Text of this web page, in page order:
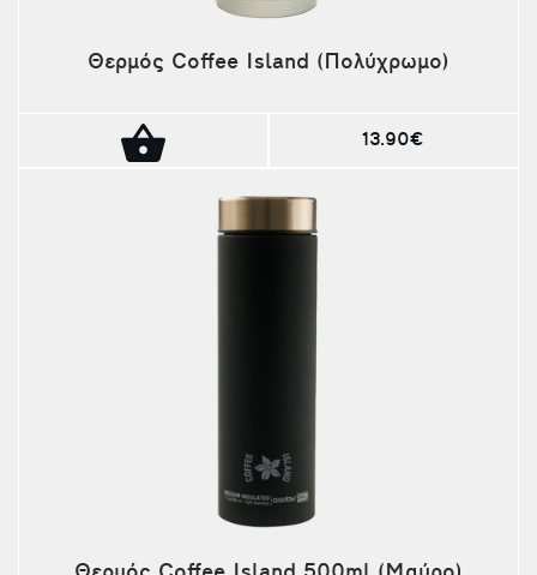
Θερμός Coffee Island (Πολύχρωμο)
13.90€